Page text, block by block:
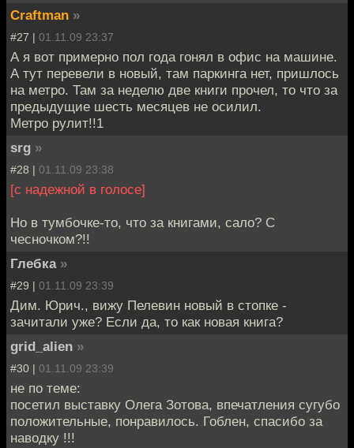
Craftman »
#27 | 01.11.09 23:37
А я вот примерно пол года гонял в офис на машине.
А тут перевели в новый, там паркинга нет, пришлось
на метро. Там за неделю две книги прочел, то что за
предыдущие шесть месяцев не осилил.
Метро рулит!!1
srg »
#28 | 01.11.09 23:38
[с надежной в голосе]
Но в тумбочке-то, что за книгами, сало? С
чесночком?!!
Глебка »
#29 | 01.11.09 23:39
Дим. Юрич., вижу Пелевин новый в стопке -
зачитали уже? Если да, то как новая книга?
grid_alien »
#30 | 01.11.09 23:39
не по теме:
посетил выставку Олега Зотова, впечатления сугубо
положительные, понравилось. Гоблен, спасибо за
наводку !!!